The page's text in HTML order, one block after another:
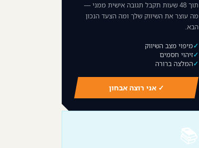
תוך 48 שעות תקבל תגובה אישית ממני —
מה עוצר את השיווק שלך ומה הצעד הנכון
הבא.
מיפוי מצב השיווק
זיהוי חסמים
המלצה ברורה
✓ אני רוצה אבחון
📚